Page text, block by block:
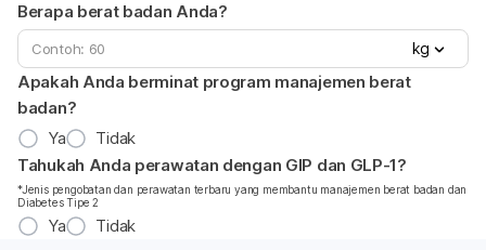
Berapa berat badan Anda?
kg
Apakah Anda berminat program manajemen berat
badan?
Ya
Tidak
Tahukah Anda perawatan dengan GIP dan GLP-1?
*Jenis pengobatan dan perawatan terbaru yang membantu manajemen berat badan dan
Diabetes Tipe 2
Ya Tidak